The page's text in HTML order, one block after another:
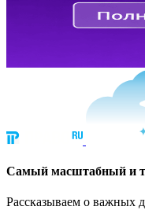
Cамый масштабный и
Рассказываем о важных